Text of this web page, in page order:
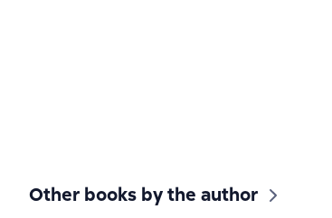
Other books by the author